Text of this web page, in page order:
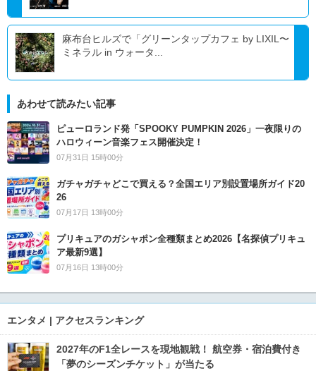
麻布台ヒルズで「グリーンタップカフェ by LIXIL〜
ミネラル in ウォータ...
あわせて読みたい記事
ピューロランド発「SPOOKY PUMPKIN 2026」一夜限りの
ハロウィーン音楽フェス開催決定！
07月31日 15時00分
ガチャガチャどこで買える？全国エリア別設置場所ガイド20
26
07月17日 13時00分
プリキュアのガシャポン全種類まとめ2026【名探偵プリキュ
ア最新9選】
07月16日 13時00分
エンタメ | アクセスランキング
2027年のF1全レースを現地観戦！ 航空券・宿泊費付き
「夢のシーズンチケット」が当たる